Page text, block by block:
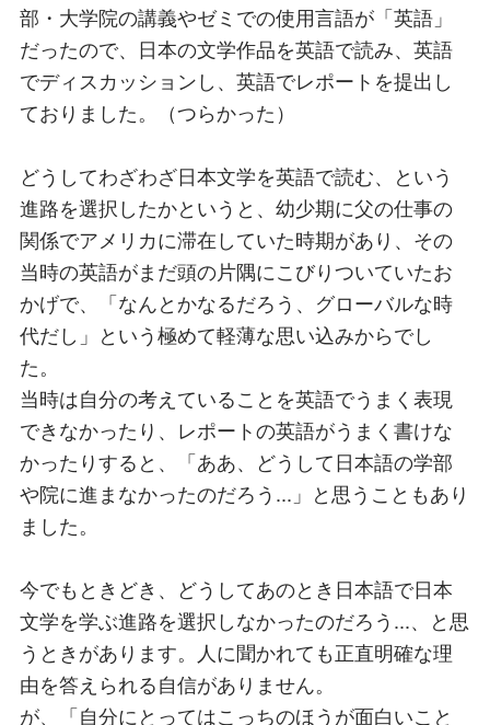
部・大学院の講義やゼミでの使用言語が「英語」
だったので、日本の文学作品を英語で読み、英語
でディスカッションし、英語でレポートを提出し
ておりました。（つらかった）
どうしてわざわざ日本文学を英語で読む、という
進路を選択したかというと、幼少期に父の仕事の
関係でアメリカに滞在していた時期があり、その
当時の英語がまだ頭の片隅にこびりついていたお
かげで、「なんとかなるだろう、グローバルな時
代だし」という極めて軽薄な思い込みからでし
た。
当時は自分の考えていることを英語でうまく表現
できなかったり、レポートの英語がうまく書けな
かったりすると、「ああ、どうして日本語の学部
や院に進まなかったのだろう...」と思うこともあり
ました。
今でもときどき、どうしてあのとき日本語で日本
文学を学ぶ進路を選択しなかったのだろう...、と思
うときがあります。人に聞かれても正直明確な理
由を答えられる自信がありません。
が、「自分にとってはこっちのほうが面白いこと